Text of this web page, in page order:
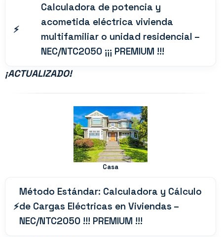
Calculadora de potencia y
acometida eléctrica vivienda
multifamiliar o unidad residencial –
NEC/NTC2050 ¡¡¡ PREMIUM !!!
¡ACTUALIZADO!
Casa
Método Estándar: Calculadora y Cálculo
de Cargas Eléctricas en Viviendas –
NEC/NTC2050 !!! PREMIUM !!!